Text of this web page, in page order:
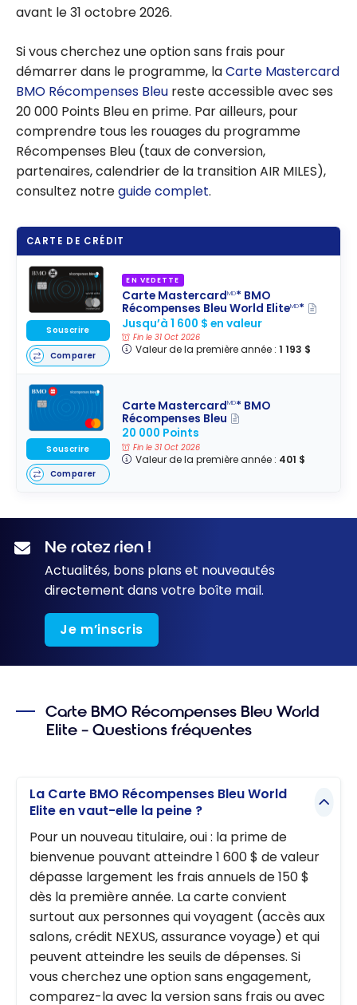
avant le 31 octobre 2026.
Si vous cherchez une option sans frais pour
démarrer dans le programme, laCarte Mastercard
BMO Récompenses Bleu reste accessible avec ses
20 000 Points Bleu en prime. Par ailleurs, pour
comprendre tous les rouages du programme
Récompenses Bleu (taux de conversion,
partenaires, calendrier de la transition AIR MILES),
consultez notreguide complet.
CARTE DE CRÉDIT
EN VEDETTE
Carte MastercardMD* BMO
Récompenses Bleu World EliteMD*
Jusqu’à 1 600 $ en valeur
Fin le 31 Oct 2026
Valeur de la première année : 1 193 $
Souscrire
Comparer
Carte MastercardMD* BMO
Récompenses Bleu
20 000 Points
Fin le 31 Oct 2026
Valeur de la première année : 401 $
Souscrire
Comparer
Ne ratez rien !
Actualités, bons plans et nouveautés
directement dans votre boîte mail.
Je m’inscris
Carte BMO Récompenses Bleu World
Elite – Questions fréquentes
La Carte BMO Récompenses Bleu World
Elite en vaut-elle la peine ?
Pour un nouveau titulaire, oui : la prime de
bienvenue pouvant atteindre 1 600 $ de valeur
dépasse largement les frais annuels de 150 $
dès la première année. La carte convient
surtout aux personnes qui voyagent (accès aux
salons, crédit NEXUS, assurance voyage) et qui
peuvent atteindre les seuils de dépenses. Si
vous cherchez une option sans engagement,
comparez-la avec la version sans frais ou avec